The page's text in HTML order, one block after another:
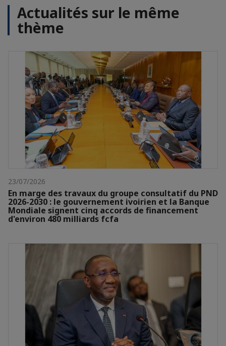
Actualités sur le même
thème
23/07/2026
En marge des travaux du groupe consultatif du PND
2026-2030 : le gouvernement ivoirien et la Banque
Mondiale signent cinq accords de financement
d'environ 480 milliards fcfa